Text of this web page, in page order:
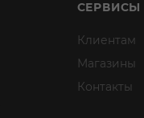
СЕРВИСЫ
Клиентам
Магазины
Контакты